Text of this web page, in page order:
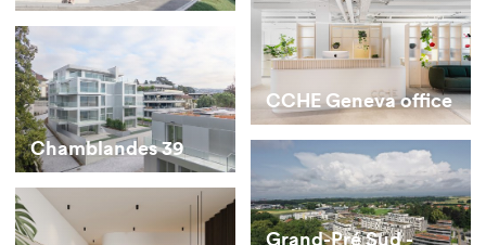
CCHE Geneva office
Chamblandes 39
Grand-Pré Sud -